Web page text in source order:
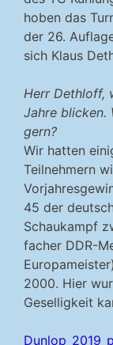
hoben das
der 26.
sich Klaus
Herr Dethloff,
Jahre blicken.
gern?
Wir hatten
Teilnehmern
45 der
Schaukampf
facher DDR-
2000. Hier
Geselligkeit